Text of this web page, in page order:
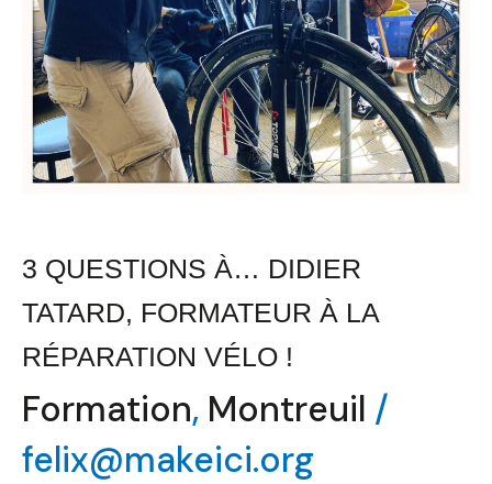
3 QUESTIONS À… DIDIER
TATARD, FORMATEUR À LA
RÉPARATION VÉLO !
Formation, Montreuil /
felix@makeici.org
réparation
vélo